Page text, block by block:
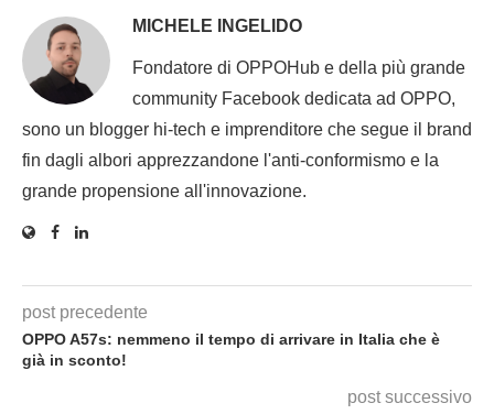
MICHELE INGELIDO
Fondatore di OPPOHub e della più grande
community Facebook dedicata ad OPPO,
sono un blogger hi-tech e imprenditore che segue il brand
fin dagli albori apprezzandone l'anti-conformismo e la
grande propensione all'innovazione.
post precedente
OPPO A57s: nemmeno il tempo di arrivare in Italia che è
già in sconto!
post successivo